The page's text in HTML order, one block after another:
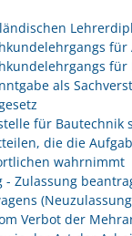
für
als
für Bautechnik
die die
wahrnimmt
Zulassung
Verbot der